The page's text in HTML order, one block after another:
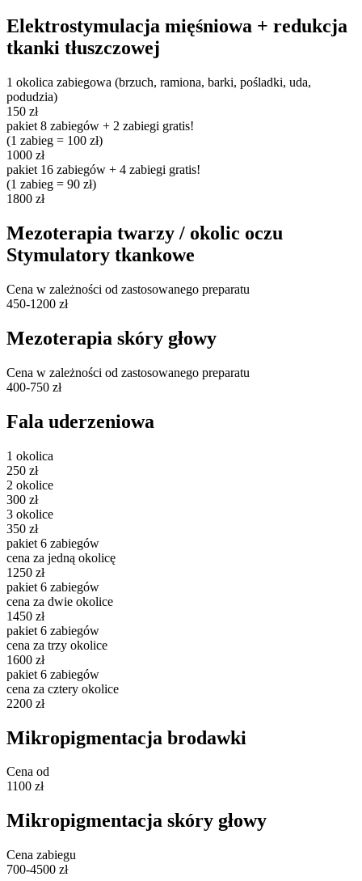
Elektrostymulacja mięśniowa + redukcja
tkanki tłuszczowej
1 okolica zabiegowa (brzuch, ramiona, barki, pośladki, uda,
podudzia)
150 zł
pakiet 8 zabiegów + 2 zabiegi gratis!
(1 zabieg = 100 zł)
1000 zł
pakiet 16 zabiegów + 4 zabiegi gratis!
(1 zabieg = 90 zł)
1800 zł
Mezoterapia twarzy / okolic oczu
Stymulatory tkankowe
Cena w zależności od zastosowanego preparatu
450-1200 zł
Mezoterapia skóry głowy
Cena w zależności od zastosowanego preparatu
400-750 zł
Fala uderzeniowa
1 okolica
250 zł
2 okolice
300 zł
3 okolice
350 zł
pakiet 6 zabiegów
cena za jedną okolicę
1250 zł
pakiet 6 zabiegów
cena za dwie okolice
1450 zł
pakiet 6 zabiegów
cena za trzy okolice
1600 zł
pakiet 6 zabiegów
cena za cztery okolice
2200 zł
Mikropigmentacja brodawki
Cena od
1100 zł
Mikropigmentacja skóry głowy
Cena zabiegu
700-4500 zł